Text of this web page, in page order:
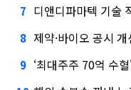
7 디앤디파마텍 기술 적
8 제약·바이오 공시
9 ‘최대주주 70억 수혈'